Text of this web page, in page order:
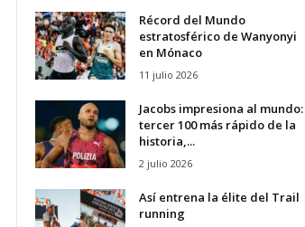
Récord del Mundo
estratosférico de Wanyonyi
en Mónaco
11 julio 2026
Jacobs impresiona al mundo:
tercer 100 más rápido de la
historia,...
2 julio 2026
Así entrena la élite del Trail
running